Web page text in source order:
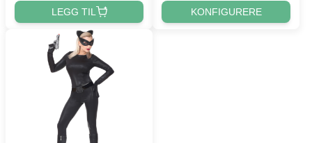
LEGG TIL KONFIGURERE